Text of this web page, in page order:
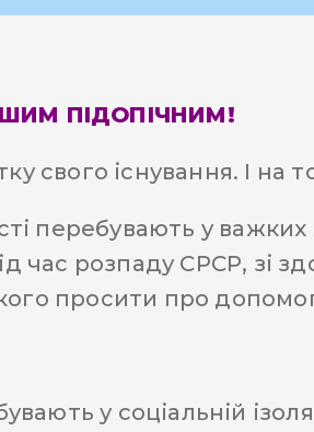
ПІДОПІЧНИМ!
свого існування. І на
перебувають у
час розпаду СРСР, зі
просити про
у соціальній